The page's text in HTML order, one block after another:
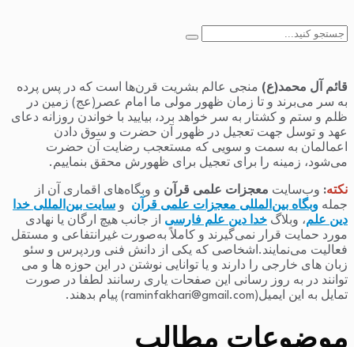
جستجو
قائم آل محمد(ع) منجی عالم بشریت قرن‌ها است که در پس پرده
به سر می‌برند و تا زمان ظهور مولی ما امام عصر(عج) زمین در
ظلم و ستم و کشتار به سر خواهد برد، بیایید با خواندن روزانه دعای
عهد و توسل جهت تعجیل در ظهور آن حضرت و سوق دادن
اعمالمان به سمت و سویی که مستعجب رضایت آن حضرت
می‌شود، زمینه را برای تعجیل برای ظهورش محقق بنماییم.
نکته: وب‌سایت معجزات علمی قرآن و وبگاه‌های اقماری آن از
جمله وبگاه بین‌المللی معجزات علمی قرآن و سایت بین‌المللی خدا
دین علم، وبلاگ خدا دین علم فارسی از جانب هیچ ارگان یا نهادی
مورد حمایت قرار نمی‌گیرند و کاملاً به‌صورت غیرانتفاعی و مستقل
فعالیت می‌نمایند.اشخاصی که یکی از دانش فنی وردپرس و سئو
زبان های خارجی را دارند و یا توانایی نوشتن در این حوزه ها و می
توانند در به روز رسانی این صفحات یاری رسانند لطفا در صورت
تمایل به این ایمیل(raminfakhari@gmail.com) پیام بدهند.
موضوعات مطالب